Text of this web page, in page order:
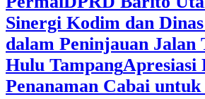
Sinergi Kodim dan
dalam Peninjauan Jalan
Hulu TampangApresiasi
Penanaman Cabai